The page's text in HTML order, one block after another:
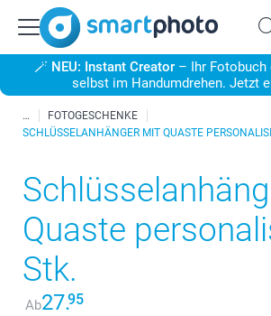
🪄 NEU: Instant Creator – Ihr
selbst im Handumdrehen. Jetzt
FOTOGESCHENKE
SCHLÜSSELANHÄNGER MIT QUASTE
Quaste
Stk.
Ab27.95